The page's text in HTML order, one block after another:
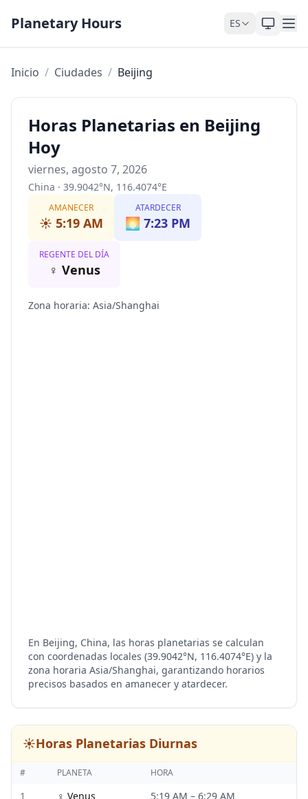
Planetary Hours ES
Inicio / Ciudades / Beijing
Horas Planetarias en Beijing
Hoy
viernes, agosto 7, 2026
China · 39.9042°N, 116.4074°E
AMANECER
☀️ 5:19 AM
ATARDECER
🌅 7:23 PM
REGENTE DEL DÍA
♀ Venus
Zona horaria: Asia/Shanghai
En Beijing, China, las horas planetarias se calculan
con coordenadas locales (39.9042°N, 116.4074°E) y la
zona horaria Asia/Shanghai, garantizando horarios
precisos basados en amanecer y atardecer.
☀️Horas Planetarias Diurnas
# PLANETA HORA
1 ♀ Venus 5:19 AM – 6:29 AM